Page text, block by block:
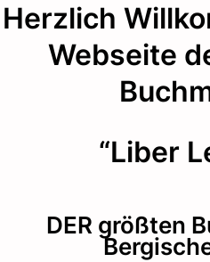
Herzlich
Webseite
“Liber
DER größten